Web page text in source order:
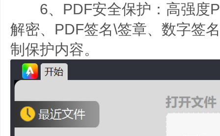
6、PDF安全保护：高强度
解密、PDF签名\签章、数字签
制保护内容。